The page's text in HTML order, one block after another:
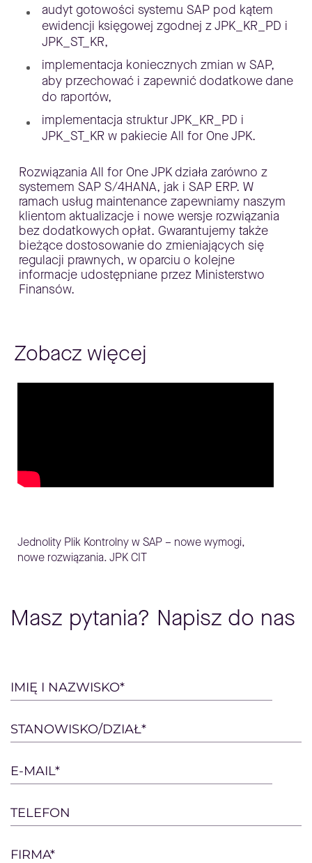
audyt gotowości systemu SAP pod kątem
ewidencji księgowej zgodnej z JPK_KR_PD i
JPK_ST_KR,
implementacja koniecznych zmian w SAP,
aby przechować i zapewnić dodatkowe dane
do raportów,
implementacja struktur JPK_KR_PD i
JPK_ST_KR w pakiecie All for One JPK.
Rozwiązania All for One JPK działa zarówno z
systemem SAP S/4HANA, jak i SAP ERP. W
ramach usług maintenance zapewniamy naszym
klientom aktualizacje i nowe wersje rozwiązania
bez dodatkowych opłat. Gwarantujemy także
bieżące dostosowanie do zmieniających się
regulacji prawnych, w oparciu o kolejne
informacje udostępniane przez Ministerstwo
Finansów.
Zobacz więcej
Jednolity Plik Kontrolny w SAP – nowe wymogi,
nowe rozwiązania. JPK CIT
Masz pytania? Napisz do nas
Please
this
field
empty.
IMIĘ I NAZWISKO*
STANOWISKO/DZIAŁ*
E-MAIL*
TELEFON
FIRMA*